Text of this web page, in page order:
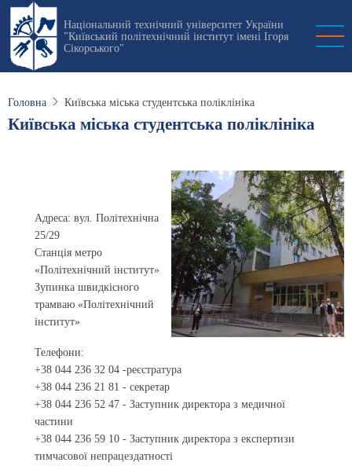
Перейти
основного
вмісту
Національний технічний університет України
"Київський політехнічний інститут імені Ігоря
Сікорського"
Головна Київська міська студентська поліклініка
Київська міська студентська поліклініка
Адреса: вул. Політехнічна
25/29
Станція метро
«Політехнічний інститут»
Зупинка швидкісного
трамваю «Політехнічний
інститут»
Телефони:
+38 044 236 32 04 -реєстратура
+38 044 236 21 81 - секретар
+38 044 236 52 47 - Заступник директора з медичної
частини
+38 044 236 59 10 - Заступник директора з експертизи
тимчасової непрацездатності